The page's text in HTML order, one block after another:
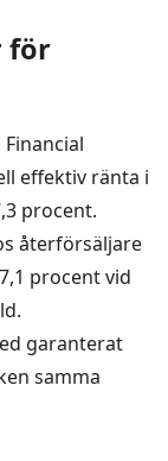
för
effektiv ränta i
procent.
återförsäljare
procent vid
garanterat
samma